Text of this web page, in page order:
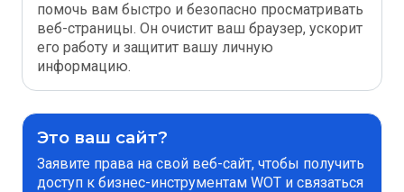
помочь вам быстро и безопасно просматривать
веб-страницы. Он очистит ваш браузер, ускорит
его работу и защитит вашу личную
информацию.
Это ваш сайт?
Заявите права на свой веб-сайт, чтобы получить
доступ к бизнес-инструментам WOT и связаться